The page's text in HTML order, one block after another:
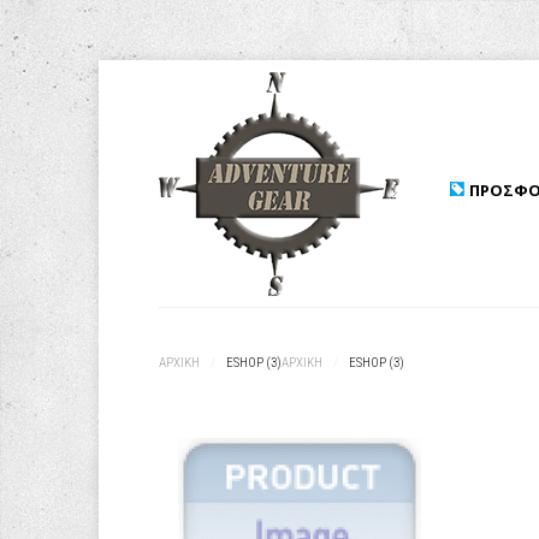
ΑΡΧΙΚΉ ESHOP (3)ΑΡΧΙΚΉ ESHOP (3)